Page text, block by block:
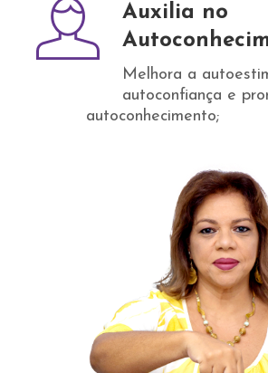
Auxilia no
Melhora a
autoconfiança e
autoconhecimento;